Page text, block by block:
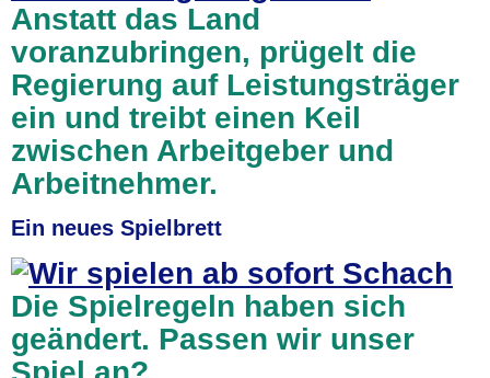
Anstatt das Land
voranzubringen, prügelt die
Regierung auf Leistungsträger
ein und treibt einen Keil
zwischen Arbeitgeber und
Arbeitnehmer.
Ein neues Spielbrett
Die Spielregeln haben sich
geändert. Passen wir unser